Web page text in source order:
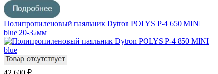
Полипропиленовый паяльник Dytron POLYS P-4 650 MINI
blue 20-32мм
42 600 ₽